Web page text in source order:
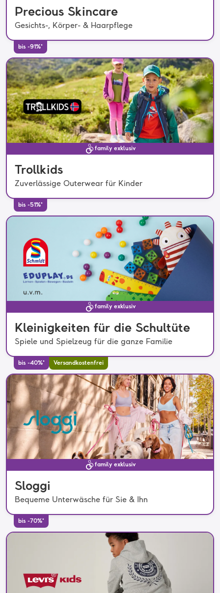
Precious Skincare
Gesichts-, Körper- & Haarpflege
bis -91%*
family exklusiv
Trollkids
Zuverlässige Outerwear für Kinder
bis -51%*
family exklusiv
Kleinigkeiten für die Schultüte
Spiele und Spielzeug für die ganze Familie
bis -40%* Versandkostenfrei
family exklusiv
Sloggi
Bequeme Unterwäsche für Sie & Ihn
bis -70%*